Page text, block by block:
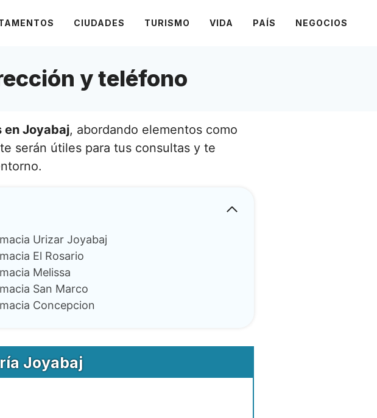
CIUDADES TURISMO VIDA PAÍS NEGOCIOS
y teléfono
en Joyabaj, abordando elementos como
serán útiles para tus consultas y te
Urizar Joyabaj
El Rosario
Melissa
San Marco
Concepcion
Joyabaj